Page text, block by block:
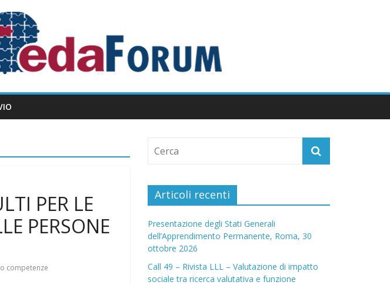
PER LE
PERSONE
competenze
Articoli recenti
Presentazione degli Stati Generali
dell’Apprendimento Permanente, Roma, 30
ottobre 2026
Call 49 – Rivista LLL – Valutazione di impatto
sociale tra ricerca valutativa e funzione